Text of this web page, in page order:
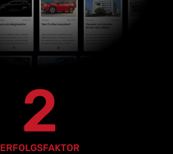
2
ERFOLGSFAKTOR